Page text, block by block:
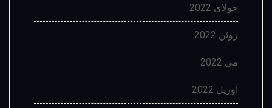
جولای 2022
ژوئن 2022
می 2022
آوریل 2022